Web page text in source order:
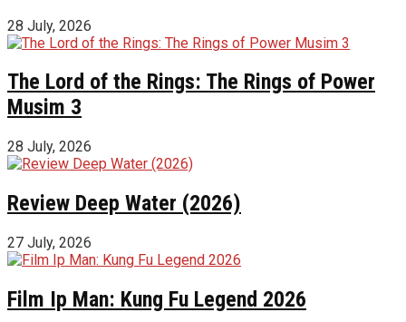
28 July, 2026
The Lord of the Rings: The Rings of Power
Musim 3
28 July, 2026
Review Deep Water (2026)
27 July, 2026
Film Ip Man: Kung Fu Legend 2026